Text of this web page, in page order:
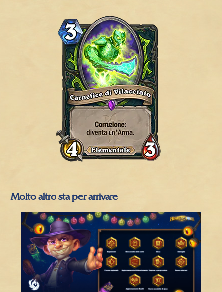
Molto altro sta per arrivare